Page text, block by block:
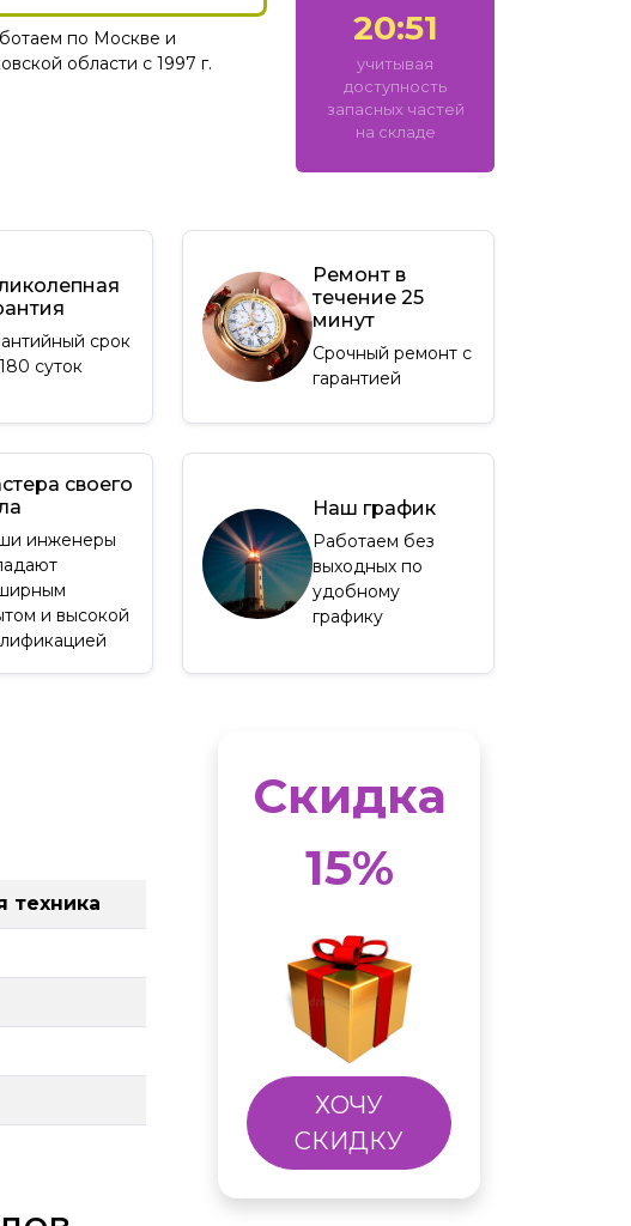
по Москве и
области с 1997 г.
20:51
учитывая
доступность
запасных частей
на складе
срок
суток
Ремонт в
течение 25
минут
Срочный ремонт с
гарантией
своего
инженеры
и высокой
Наш график
Работаем без
выходных по
удобному
графику
техника
Скидка
15%
ХОЧУ
СКИДКУ